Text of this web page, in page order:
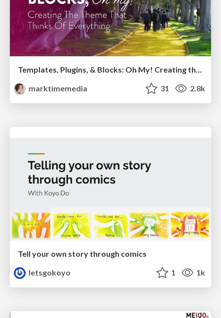
Templates, Plugins, & Blocks: Oh My! Creating the theme that thinks of everything
marktimemedia
31 2.8k
Tell your own story through comics
letsgokoyo
1 1k